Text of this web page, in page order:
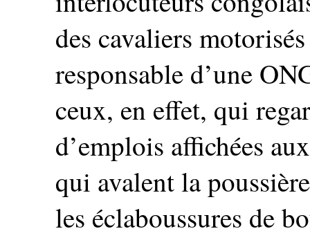
des cavaliers
responsable d’une
ceux, en effet, qui
d’emplois affichées
qui avalent la
les éclaboussures de